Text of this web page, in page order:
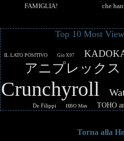
FAMIGLIA!
che
Top 10 Most
IL LATO POSITIVO Gio X97
アニプレック
Crunchyroll
De Filippi
HBO Max TOHO
Torna alla